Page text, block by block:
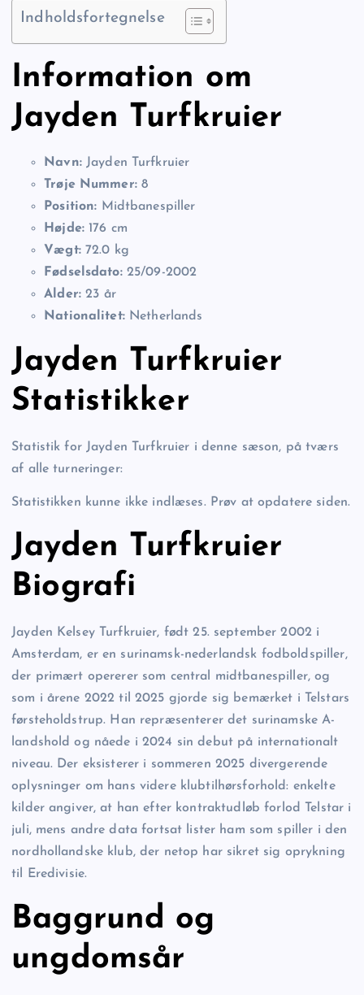
Indholdsfortegnelse
Information om
Jayden Turfkruier
Navn:Jayden Turfkruier
Trøje Nummer:8
Position: Midtbanespiller
Højde:176 cm
Vægt:72.0 kg
Fødselsdato:25/09-2002
Alder:23 år
Nationalitet:Netherlands
Jayden Turfkruier
Statistikker
Statistik for Jayden Turfkruier i denne sæson, på tværs
af alle turneringer:
Statistikken kunne ikke indlæses. Prøv at opdatere siden.
Jayden Turfkruier
Biografi
Jayden Kelsey Turfkruier, født 25. september 2002 i
Amsterdam, er en surinamsk-nederlandsk fodboldspiller,
der primært opererer som central midtbanespiller, og
som i årene 2022 til 2025 gjorde sig bemærket i Telstars
førsteholdstrup. Han repræsenterer det surinamske A-
landshold og nåede i 2024 sin debut på internationalt
niveau. Der eksisterer i sommeren 2025 divergerende
oplysninger om hans videre klubtilhørsforhold: enkelte
kilder angiver, at han efter kontraktudløb forlod Telstar i
juli, mens andre data fortsat lister ham som spiller i den
nordhollandske klub, der netop har sikret sig oprykning
til Eredivisie.
Baggrund og
ungdomsår